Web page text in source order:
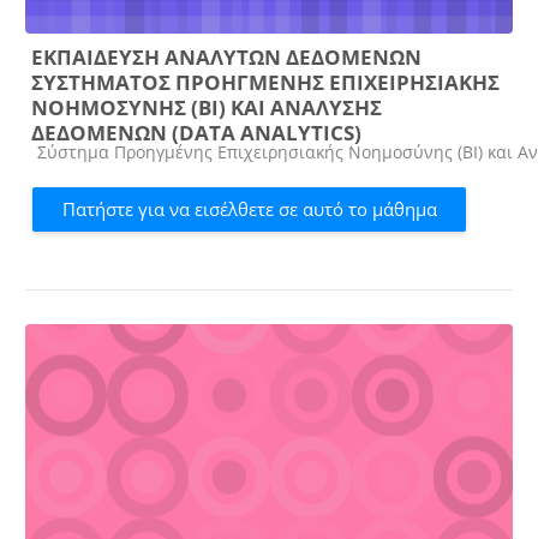
ΕΚΠΑΙΔΕΥΣΗ ΑΝΑΛΥΤΩΝ ΔΕΔΟΜΕΝΩΝ
ΣΥΣΤΗΜΑΤΟΣ ΠΡΟΗΓΜΕΝΗΣ ΕΠΙΧΕΙΡΗΣΙΑΚΗΣ
ΝΟΗΜΟΣΥΝΗΣ (ΒΙ) ΚΑΙ ΑΝΑΛΥΣΗΣ
ΔΕΔΟΜΕΝΩΝ (DATA ANALYTICS)
Κατηγορία μαθήματος
Σύστημα Προηγμένης Επιχειρησιακής Νοημοσύνης (ΒΙ) και
Πατήστε για να εισέλθετε σε αυτό το μάθημα